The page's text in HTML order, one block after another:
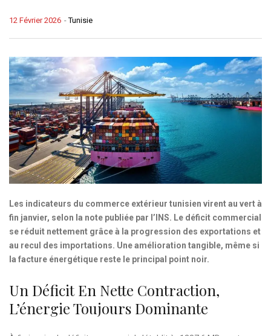
-Tunisie
12 Février 2026
Les indicateurs du commerce extérieur tunisien virent au vert à
fin janvier, selon la note publiée par l’INS. Le déficit commercial
se réduit nettement grâce à la progression des exportations et
au recul des importations. Une amélioration tangible, même si
la facture énergétique reste le principal point noir.
Un Déficit En Nette Contraction,
L’énergie Toujours Dominante